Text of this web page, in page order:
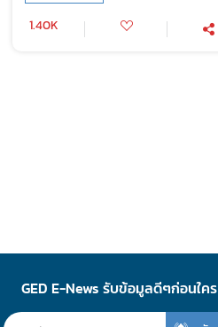
1.40K
GED E-News รับข้อมูลดีๆก่อนใคร